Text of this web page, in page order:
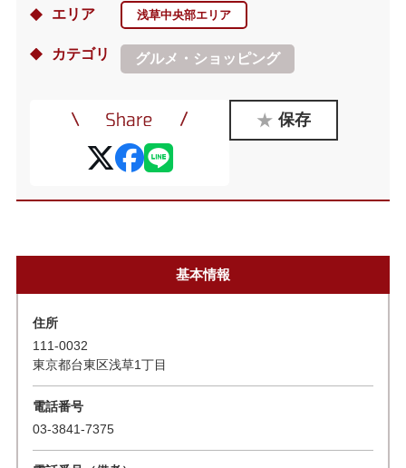
エリア 浅草中央部エリア
カテゴリ グルメ・ショッピング
保存
基本情報
住所
111-0032
東京都台東区浅草1丁目
電話番号
03-3841-7375